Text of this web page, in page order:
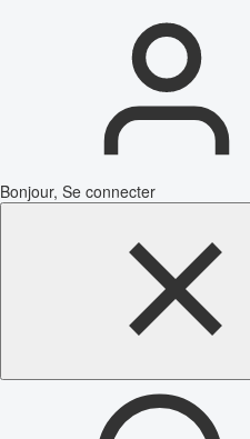
Bonjour, Se connecter